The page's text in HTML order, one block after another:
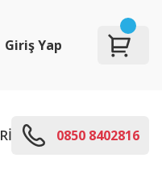
Giriş Yap
E-KODLARI
0850 8402816